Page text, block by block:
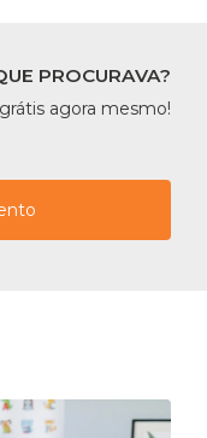
PROCURAVA?
agora mesmo!